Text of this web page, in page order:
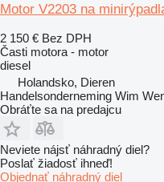
Motor V2203 na
2 150 € Bez DPH
Časti motora - motor
diesel
Holandsko, Dieren
Handelsonderneming Wim
Obráťte sa na predajcu
Neviete nájsť náhradný diel?
Poslať žiadosť ihneď!
Objednať náhradný diel